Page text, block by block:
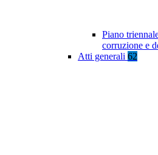
Piano
corruzione e
Atti generali 62